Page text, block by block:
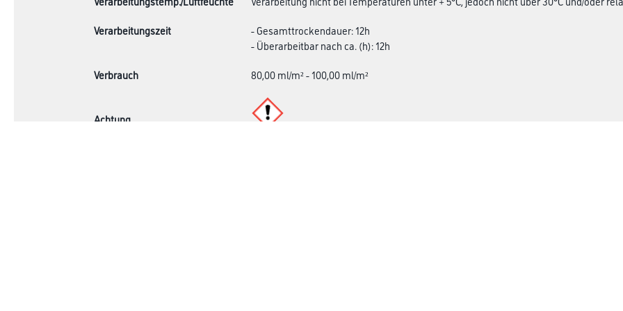
Verarbeitungszeit
- Gesamttrockendauer: 12h
- Überarbeitbar nach ca. (h): 12h
Verbrauch
80,00 ml/m² - 100,00 ml/m²
Achtung